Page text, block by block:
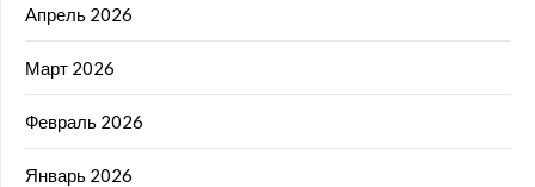
Апрель 2026
Март 2026
Февраль 2026
Январь 2026